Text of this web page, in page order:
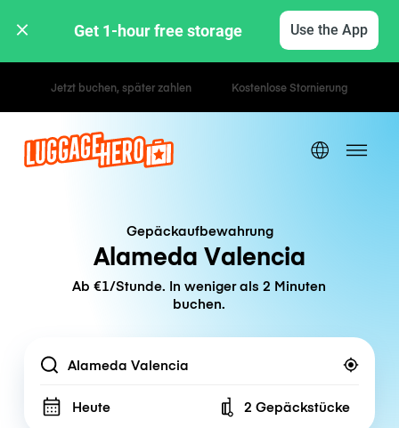
Get 1-hour free storage Use the App
Stunden- / Tagestarife
Gepäckaufbewahrung
Alameda Valencia
Ab €1/Stunde. In weniger als 2 Minuten
buchen.
Location
Heute Number of bags
2 Gepäckstücke